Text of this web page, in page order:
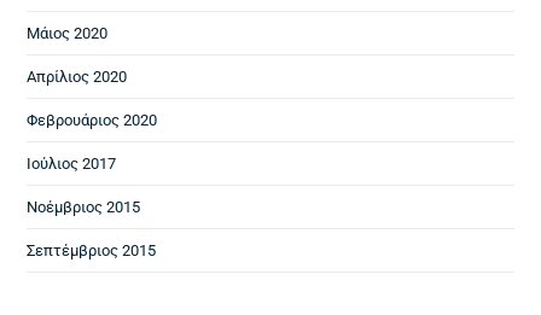
Μάιος 2020
Απρίλιος 2020
Φεβρουάριος 2020
Ιούλιος 2017
Νοέμβριος 2015
Σεπτέμβριος 2015